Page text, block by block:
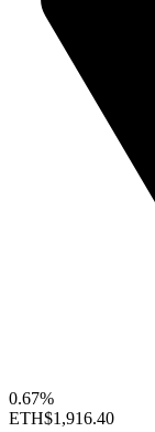
0.67%
ETH$1,916.40